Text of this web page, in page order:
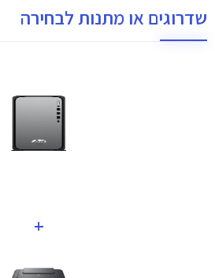
שדרוגים או מתנות לבחירה
+